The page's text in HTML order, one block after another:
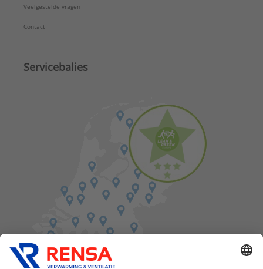
Veelgestelde vragen
Contact
Servicebalies